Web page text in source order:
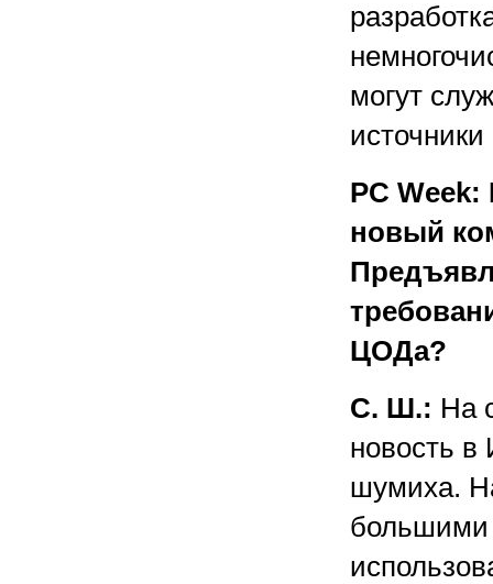
могут
PC
новый
ЦОДа?
С. Ш.: На
новость в
шумиха.